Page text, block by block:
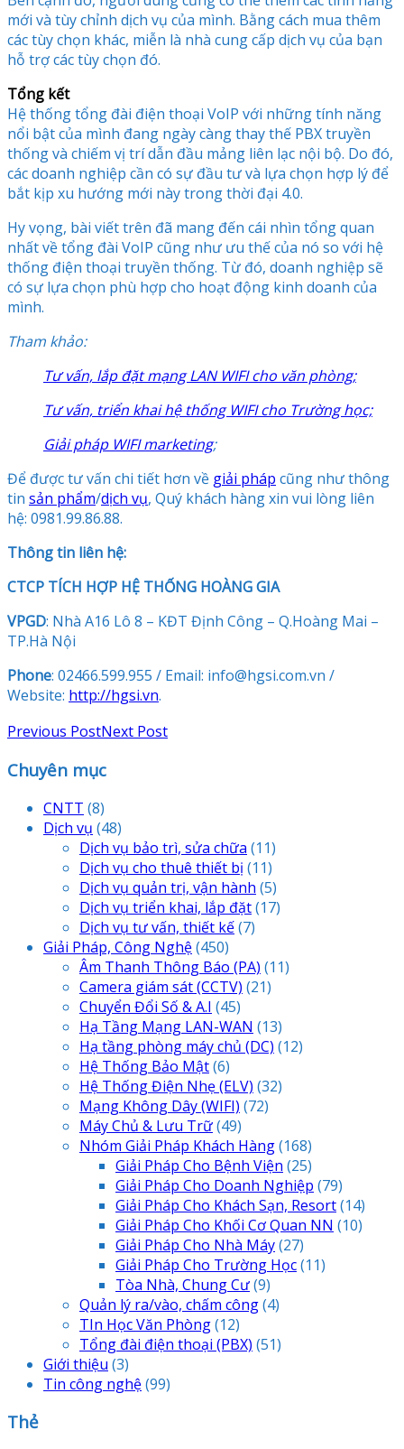
mới và tùy chỉnh dịch vụ của mình. Bằng cách mua thêm
các tùy chọn khác, miễn là nhà cung cấp dịch vụ của bạn
hỗ trợ các tùy chọn đó.
Tổng kết
Hệ thống tổng đài điện thoại VoIP với những tính năng
nổi bật của mình đang ngày càng thay thế PBX truyền
thống và chiếm vị trí dẫn đầu mảng liên lạc nội bộ. Do đó,
các doanh nghiệp cần có sự đầu tư và lựa chọn hợp lý để
bắt kịp xu hướng mới này trong thời đại 4.0.
Hy vọng, bài viết trên đã mang đến cái nhìn tổng quan
nhất về tổng đài VoIP cũng như ưu thế của nó so với hệ
thống điện thoại truyền thống. Từ đó, doanh nghiệp sẽ
có sự lựa chọn phù hợp cho hoạt động kinh doanh của
mình.
Tham khảo:
Tư vấn, lắp đặt mạng LAN WIFI cho văn phòng;
Tư vấn, triển khai hệ thống WIFI cho Trường học;
Giải pháp WIFI marketing;
Để được tư vấn chi tiết hơn về giải pháp cũng như thông
tin sản phẩm/dịch vụ, Quý khách hàng xin vui lòng liên
hệ: 0981.99.86.88.
Thông tin liên hệ:
CTCP TÍCH HỢP HỆ THỐNG HOÀNG GIA
VPGD: Nhà A16 Lô 8 – KĐT Định Công – Q.Hoàng Mai –
TP.Hà Nội
Phone: 02466.599.955 / Email: info@hgsi.com.vn /
Website: http://hgsi.vn.
Previous PostNext Post
Chuyên mục
CNTT (8)
Dịch vụ (48)
Dịch vụ bảo trì, sửa chữa (11)
Dịch vụ cho thuê thiết bị (11)
Dịch vụ quản trị, vận hành (5)
Dịch vụ triển khai, lắp đặt(17)
Dịch vụ tư vấn, thiết kế(7)
Giải Pháp, Công Nghệ(450)
Âm Thanh Thông Báo (PA) (11)
Camera giám sát(CCTV) (21)
Chuyển Đổi Số & A.I (45)
Hạ Tầng Mạng LAN-WAN (13)
Hạ tầng phòng máy chủ (DC) (12)
Hệ Thống Bảo Mật(6)
Hệ Thống Điện Nhẹ(ELV) (32)
Mạng Không Dây(WIFI) (72)
Máy Chủ & Lưu Trữ(49)
Nhóm Giải Pháp Khách Hàng(168)
Giải Pháp Cho Bệnh Viện (25)
Giải Pháp Cho Doanh Nghiệp (79)
Giải Pháp Cho Khách Sạn, Resort(14)
Giải Pháp Cho Khối Cơ Quan NN (10)
Giải Pháp Cho Nhà Máy(27)
Giải Pháp Cho Trường Học(11)
Tòa Nhà, Chung Cư(9)
Quản lý ra/vào, chấm công(4)
TIn Học Văn Phòng(12)
Tổng đài điện thoại (PBX) (51)
Giới thiệu (3)
Tin công nghệ(99)
Thẻ